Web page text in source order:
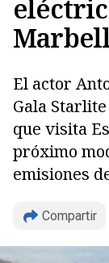
El actor
Gala
que visita
próximo
emisiones
Compartir